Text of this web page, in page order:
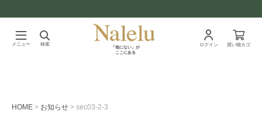
メニュー 検索
「他にない」が
ここにある
ログイン 買い物カゴ
HOME お知らせ sec03-2-3